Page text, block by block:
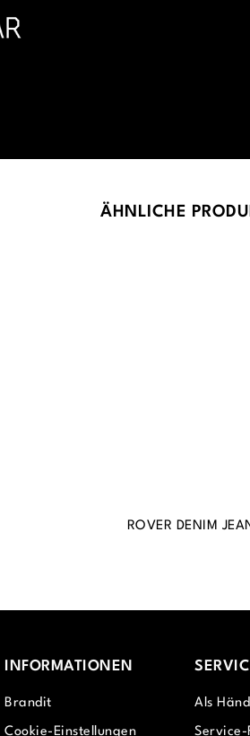
ÄHNLICHE
ROVER DENIM
INFORMATIONEN
Brandit
Cookie-Einstellungen
Als
Service-